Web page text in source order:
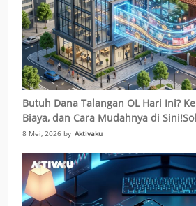
Butuh Dana Talangan OL Hari Ini?
Biaya, dan Cara Mudahnya di
Biaya-biaya KPR Cepat Cair Tanpa
8 Mei, 2026 by Aktivaku